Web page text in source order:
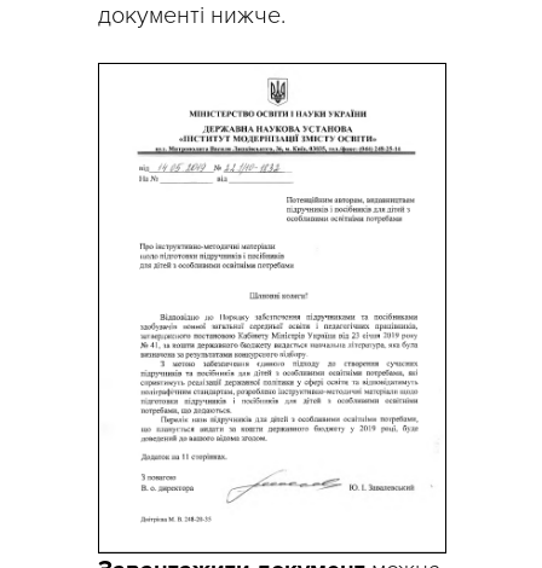
документі нижче.